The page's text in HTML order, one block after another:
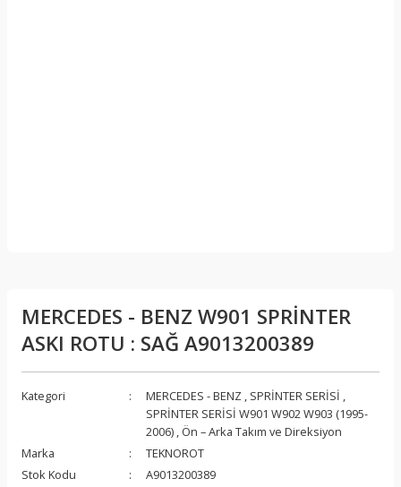
MERCEDES - BENZ W901 SPRİNTER
ASKI ROTU : SAĞ A9013200389
Kategori MERCEDES - BENZ , SPRİNTER SERİSİ ,
SPRİNTER SERİSİ W901 W902 W903 (1995-
2006) , Ön – Arka Takım ve Direksiyon
Marka
TEKNOROT
Stok Kodu
A9013200389